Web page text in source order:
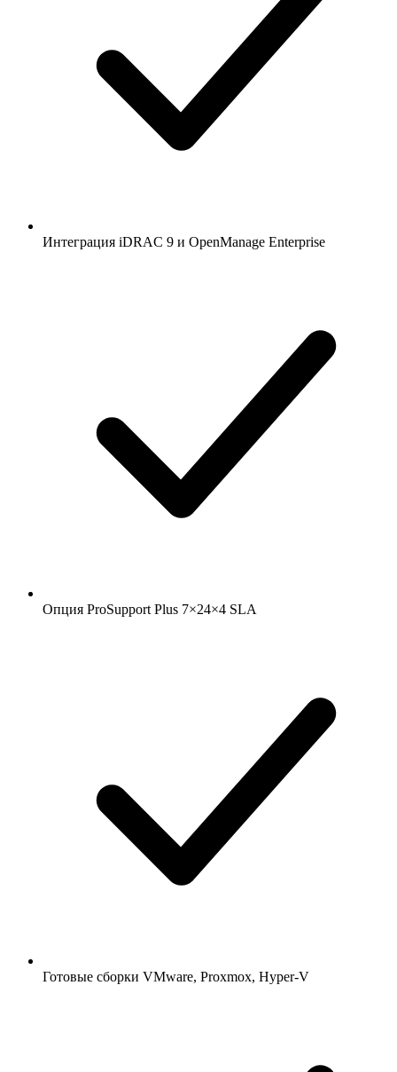
Интеграция iDRAC 9 и OpenManage Enterprise
Опция ProSupport Plus 7×24×4 SLA
Готовые сборки VMware, Proxmox, Hyper-V